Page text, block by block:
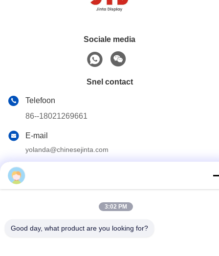
Sociale media
Snel contact
Telefoon
86--18021269661
E-mail
yolanda@chinesejinta.com
Changshu-Stad, Jiangsu-Provincie, China
3:02 PM
Good day, what product are you looking for?